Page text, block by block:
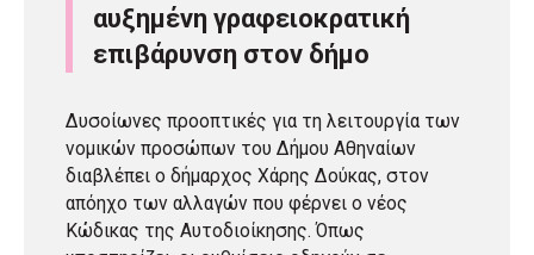
αυξημένη γραφειοκρατική
επιβάρυνση στον δήμο
Δυσοίωνες προοπτικές για τη λειτουργία των
νομικών προσώπων του Δήμου Αθηναίων
διαβλέπει ο δήμαρχος Χάρης Δούκας, στον
απόηχο των αλλαγών που φέρνει ο νέος
Κώδικας της Αυτοδιοίκησης. Όπως